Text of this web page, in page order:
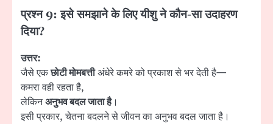
प्रश्न 9: इसे समझाने के लिए यीशु ने कौन-सा उदाहरण
दिया?
उत्तर:
जैसे एकछोटी मोमबत्तीअंधेरे कमरे को प्रकाश से भर देती है—
कमरा वही रहता है,
लेकिनअनुभव बदल जाता है।
इसी प्रकार, चेतना बदलने से जीवन का अनुभव बदल जाता है।